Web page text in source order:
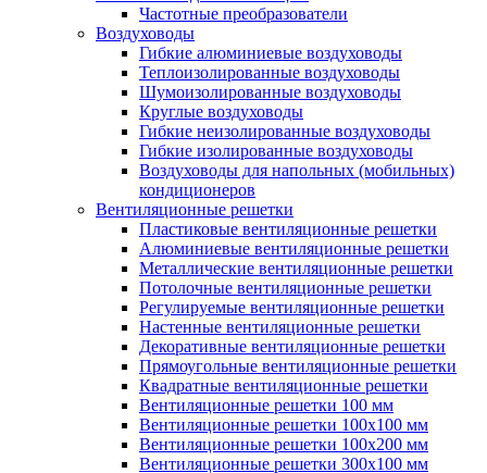
Частотные преобразователи
Воздуховоды
Гибкие алюминиевые воздуховоды
Теплоизолированные воздуховоды
Шумоизолированные воздуховоды
Круглые воздуховоды
Гибкие неизолированные воздуховоды
Гибкие изолированные воздуховоды
Воздуховоды для напольных (мобильных)
кондиционеров
Вентиляционные решетки
Пластиковые вентиляционные решетки
Алюминиевые вентиляционные решетки
Металлические вентиляционные решетки
Потолочные вентиляционные решетки
Регулируемые вентиляционные решетки
Настенные вентиляционные решетки
Декоративные вентиляционные решетки
Прямоугольные вентиляционные решетки
Квадратные вентиляционные решетки
Вентиляционные решетки 100 мм
Вентиляционные решетки 100х100 мм
Вентиляционные решетки 100х200 мм
Вентиляционные решетки 300х100 мм